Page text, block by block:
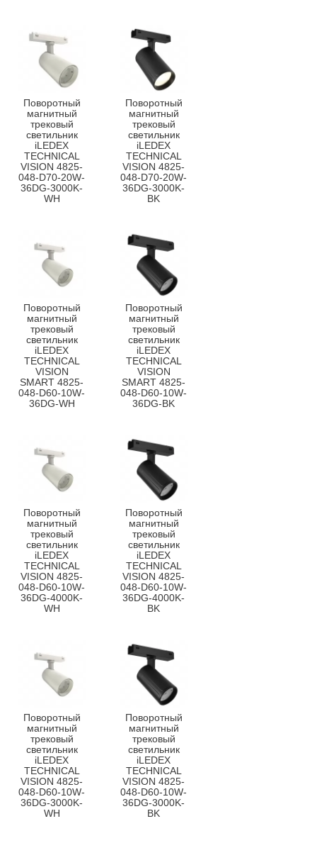
Поворотный
магнитный
трековый
светильник
iLEDEX
TECHNICAL
VISION 4825-
048-D70-20W-
36DG-3000K-
WH
Поворотный
магнитный
трековый
светильник
iLEDEX
TECHNICAL
VISION 4825-
048-D70-20W-
36DG-3000K-
BK
Поворотный
магнитный
трековый
светильник
iLEDEX
TECHNICAL
VISION
SMART 4825-
048-D60-10W-
36DG-WH
Поворотный
магнитный
трековый
светильник
iLEDEX
TECHNICAL
VISION
SMART 4825-
048-D60-10W-
36DG-BK
Поворотный
магнитный
трековый
светильник
iLEDEX
TECHNICAL
VISION 4825-
048-D60-10W-
36DG-4000K-
WH
Поворотный
магнитный
трековый
светильник
iLEDEX
TECHNICAL
VISION 4825-
048-D60-10W-
36DG-4000K-
BK
Поворотный
магнитный
трековый
светильник
iLEDEX
TECHNICAL
VISION 4825-
048-D60-10W-
36DG-3000K-
WH
Поворотный
магнитный
трековый
светильник
iLEDEX
TECHNICAL
VISION 4825-
048-D60-10W-
36DG-3000K-
BK